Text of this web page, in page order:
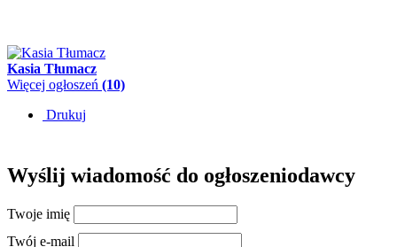
Kasia Tłumacz
Więcej ogłoszeń (10)
Drukuj
Wyślij wiadomość do ogłoszeniodawcy
Twoje imię
Twój e-mail